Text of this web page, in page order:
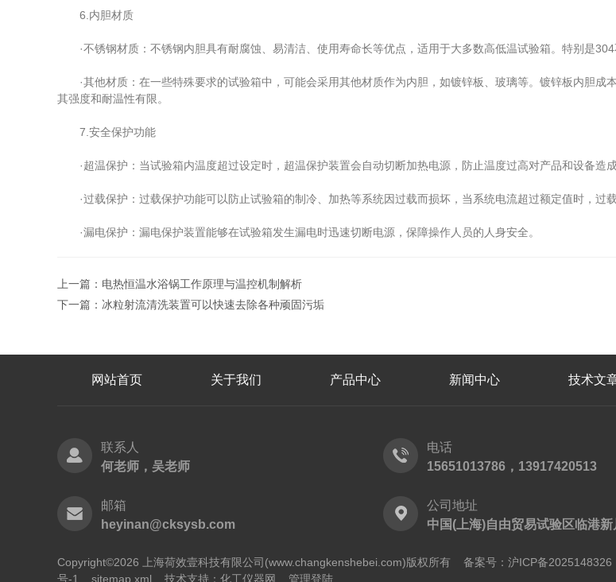
6.内胆材质
·不锈钢材质：不锈钢内胆具有耐腐蚀、易清洁、使用寿命长等优点，适用于大多数高低温试验箱。特别是304
·其他材质：在一些特殊要求的试验箱中，可能会采用其他材质作为内胆，如镀锌板、玻璃等。镀锌板内胆成
其强度和耐温性有限。
7.安全保护功能
·超温保护：当试验箱内温度超过设定时，超温保护装置会自动切断加热电源，防止温度过高对产品和设备造成
·过载保护：过载保护功能可以防止试验箱的制冷、加热等系统因过载而损坏，当系统电流超过额定值时，过载
·漏电保护：漏电保护装置能够在试验箱发生漏电时迅速切断电源，保障操作人员的人身安全。
上一篇： 电热恒温水浴锅工作原理与温控机制解析
下一篇： 冰粒射流清洗装置可以快速去除各种顽固污垢
网站首页 关于我们 产品中心 新闻中心 技术文
联系人
何老师，吴老师
电话
15651013786，13917420513
邮箱
heyinan@cksysb.com
公司地址
中国(上海)自由贸易试验区临港
Copyright©2026 上海荷效壹科技有限公司(www.changkenshebei.com)版权所有 备案号：沪ICP备2025148326
号-1
sitemap.xml 技术支持： 化工仪器网 管理登陆